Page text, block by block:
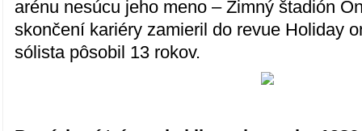
arénu nesúcu jeho meno – Zimný štadión
skončení kariéry zamieril do revue Holiday
sólista pôsobil 13 rokov.